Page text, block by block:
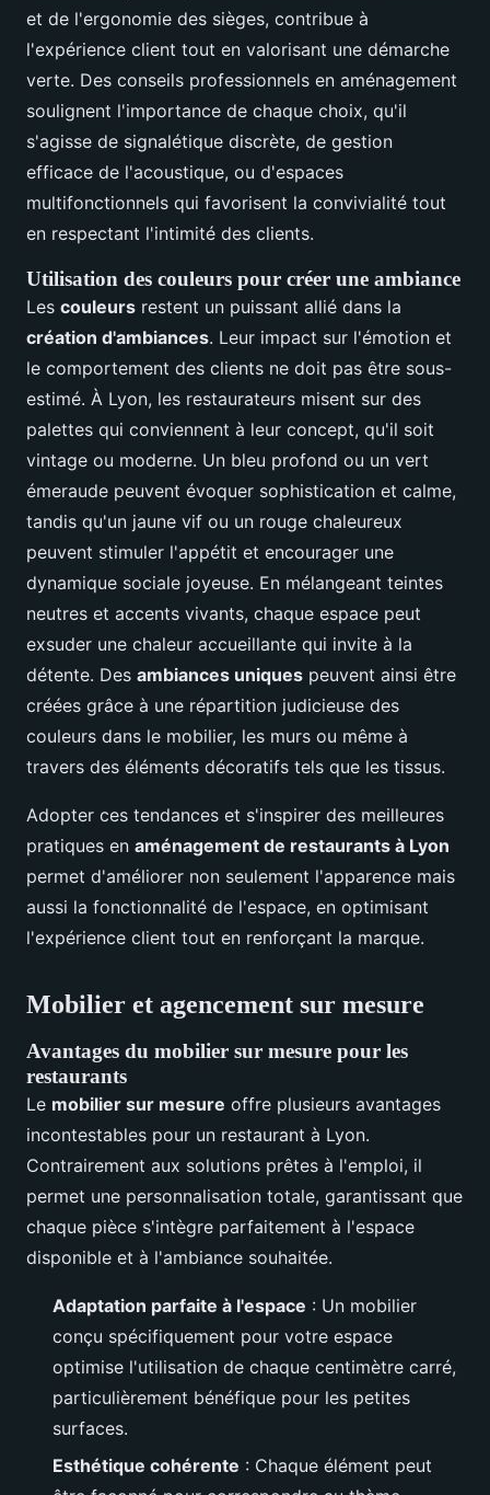
et de l'ergonomie des sièges, contribue à
l'expérience client tout en valorisant une démarche
verte. Des conseils professionnels en aménagement
soulignent l'importance de chaque choix, qu'il
s'agisse de signalétique discrète, de gestion
efficace de l'acoustique, ou d'espaces
multifonctionnels qui favorisent la convivialité tout
en respectant l'intimité des clients.
Utilisation des couleurs pour créer une ambiance
Les couleurs restent un puissant allié dans la
création d'ambiances. Leur impact sur l'émotion et
le comportement des clients ne doit pas être sous-
estimé. À Lyon, les restaurateurs misent sur des
palettes qui conviennent à leur concept, qu'il soit
vintage ou moderne. Un bleu profond ou un vert
émeraude peuvent évoquer sophistication et calme,
tandis qu'un jaune vif ou un rouge chaleureux
peuvent stimuler l'appétit et encourager une
dynamique sociale joyeuse. En mélangeant teintes
neutres et accents vivants, chaque espace peut
exsuder une chaleur accueillante qui invite à la
détente. Des ambiances uniques peuvent ainsi être
créées grâce à une répartition judicieuse des
couleurs dans le mobilier, les murs ou même à
travers des éléments décoratifs tels que les tissus.
Adopter ces tendances et s'inspirer des meilleures
pratiques en aménagement de restaurants à Lyon
permet d'améliorer non seulement l'apparence mais
aussi la fonctionnalité de l'espace, en optimisant
l'expérience client tout en renforçant la marque.
Mobilier et agencement sur mesure
Avantages du mobilier sur mesure pour les
restaurants
Le mobilier sur mesure offre plusieurs avantages
incontestables pour un restaurant à Lyon.
Contrairement aux solutions prêtes à l'emploi, il
permet une personnalisation totale, garantissant que
chaque pièce s'intègre parfaitement à l'espace
disponible et à l'ambiance souhaitée.
Adaptation parfaite à l'espace : Un mobilier
conçu spécifiquement pour votre espace
optimise l'utilisation de chaque centimètre carré,
particulièrement bénéfique pour les petites
surfaces.
Esthétique cohérente : Chaque élément peut